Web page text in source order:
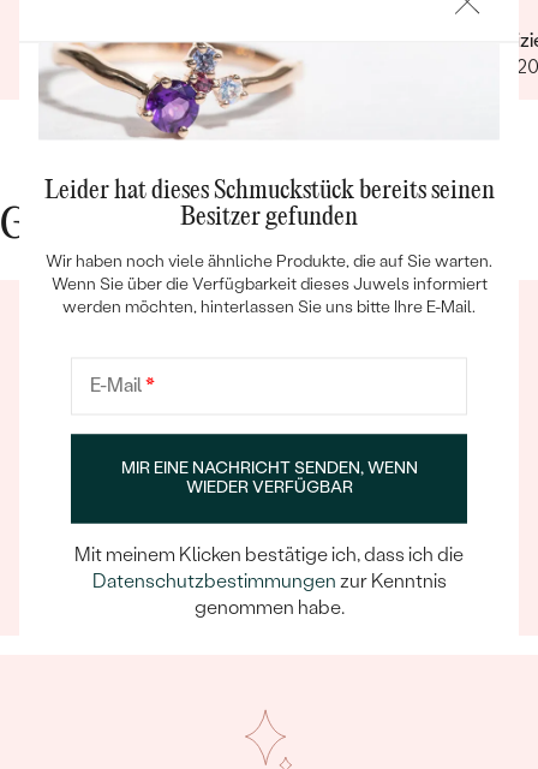
Bestseller
Verifizierter Kunde
23.06.2025
nicht
Gute Gründe für Eppi
Ein Eppi-sches Erlebnis
sich darauf verlassen, dass unser Team dafür sorgt,
dass schon die Auswahl eines Schmuckstücks zu
einem unvergesslichen Erlebnis wird.
Leider hat dieses Schmuckstück bereits seinen
Besitzer gefunden
Wir haben noch viele ähnliche Produkte, die auf Sie warten.
Wenn Sie über die Verfügbarkeit dieses Juwels informiert
werden möchten, hinterlassen Sie uns bitte Ihre E-Mail.
E-Mail*
MIR EINE NACHRICHT SENDEN, WENN
WIEDER VERFÜGBAR
Mit meinem Klicken bestätige ich, dass ich die
Datenschutzbestimmungen zur Kenntnis
genommen habe.